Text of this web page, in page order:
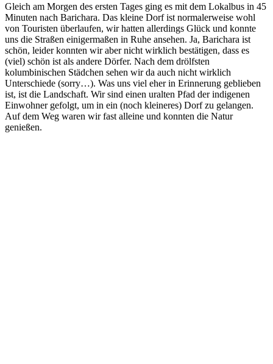
Gleich am Morgen des ersten Tages ging es mit dem Lokalbus in 45
Minuten nach Barichara. Das kleine Dorf ist normalerweise wohl
von Touristen überlaufen, wir hatten allerdings Glück und konnte
uns die Straßen einigermaßen in Ruhe ansehen. Ja, Barichara ist
schön, leider konnten wir aber nicht wirklich bestätigen, dass es
(viel) schön ist als andere Dörfer. Nach dem drölfsten
kolumbinischen Städchen sehen wir da auch nicht wirklich
Unterschiede (sorry…). Was uns viel eher in Erinnerung geblieben
ist, ist die Landschaft. Wir sind einen uralten Pfad der indigenen
Einwohner gefolgt, um in ein (noch kleineres) Dorf zu gelangen.
Auf dem Weg waren wir fast alleine und konnten die Natur
genießen.